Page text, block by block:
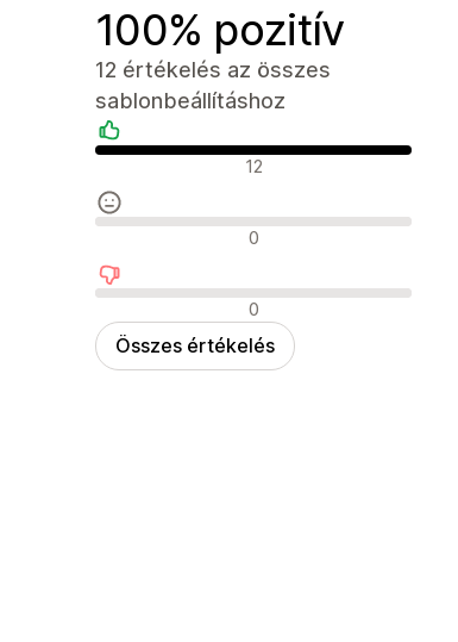
100% pozitív
12 értékelés az összes
sablonbeállításhoz
Pozitív értékelések
12
Semleges értékelések
0
Negatív értékelések
0
Összes értékelés